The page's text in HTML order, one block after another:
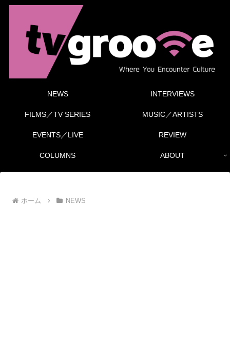
NEWS INTERVIEWS
FILMS／TV SERIES MUSIC／ARTISTS
EVENTS／LIVE REVIEW
COLUMNS ABOUT
ホーム NEWS